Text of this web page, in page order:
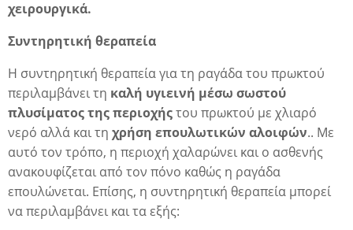
χειρουργικά.
Συντηρητική θεραπεία
Η συντηρητική θεραπεία για τη ραγάδα του πρωκτού
περιλαμβάνει τη καλή υγιεινή μέσω σωστού
πλυσίματος της περιοχήςτου πρωκτού με χλιαρό
νερό αλλά και τη χρήση επουλωτικών αλοιφών.. Με
αυτό τον τρόπο, η περιοχή χαλαρώνει και ο ασθενής
ανακουφίζεται από τον πόνο καθώς η ραγάδα
επουλώνεται. Επίσης, η συντηρητική θεραπεία μπορεί
να περιλαμβάνει και τα εξής: